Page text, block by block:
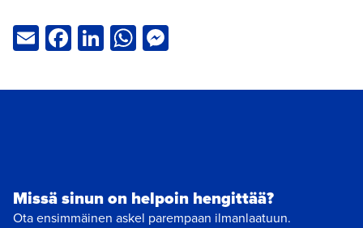
EmailFacebook
LinkedIn
WhatsApp
Missä sinun on helpoin hengittää?
Ota ensimmäinen askel parempaan ilmanlaatuun.